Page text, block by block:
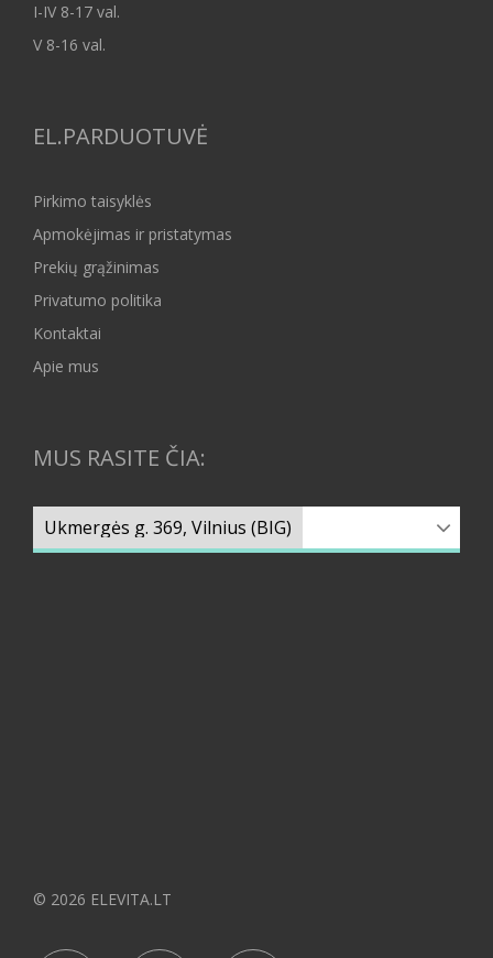
I-IV 8-17 val.
V 8-16 val.
EL.PARDUOTUVĖ
Pirkimo taisyklės
Apmokėjimas ir pristatymas
Prekių grąžinimas
Privatumo politika
Kontaktai
Apie mus
MUS RASITE ČIA:
© 2026 ELEVITA.LT